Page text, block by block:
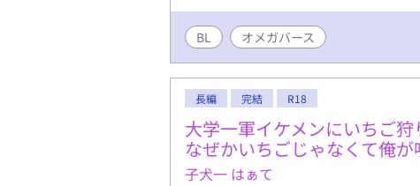
BL オメガバース
長編 完結 R18
大学一軍イケメンにいちご狩
なぜかいちごじゃなくて俺が
子犬一 はぁて